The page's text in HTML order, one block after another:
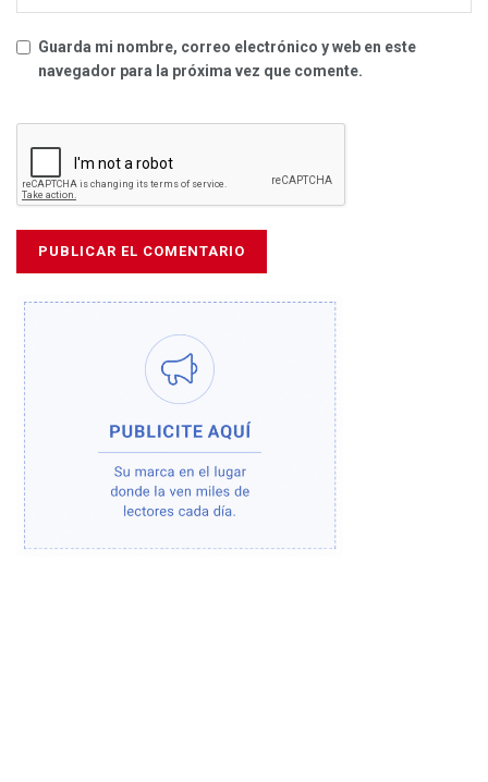
Guarda mi nombre, correo electrónico y web en este
navegador para la próxima vez que comente.